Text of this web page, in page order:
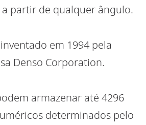
partir de qualquer ângulo.
em 1994 pela
Denso Corporation.
armazenar até 4296
determinados pelo